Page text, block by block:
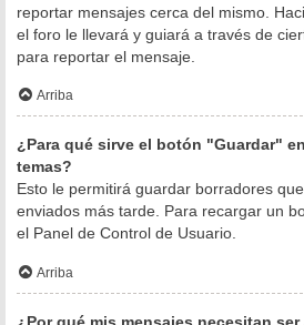
reportar mensajes cerca del mismo.
el foro le llevará y guiará a través de
para reportar el mensaje.
Arriba
¿Para qué sirve el botón "Guardar"
temas?
Esto le permitirá guardar borradores
enviados más tarde. Para recargar un
el Panel de Control de Usuario.
Arriba